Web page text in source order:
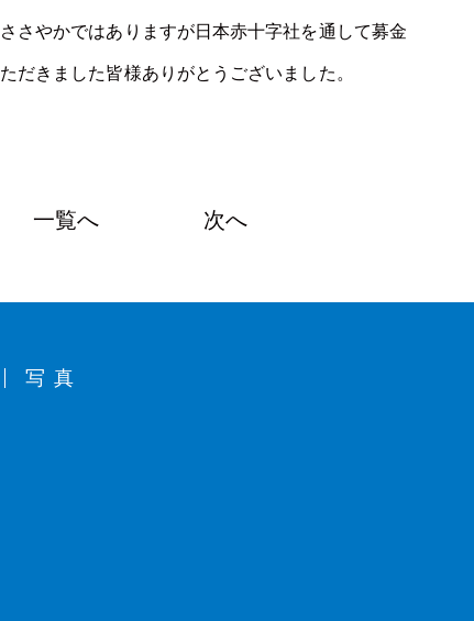
さやかではありますが日本赤十字社を通して募金
だきました皆様ありがとうございました。
一覧へ 次へ
写真